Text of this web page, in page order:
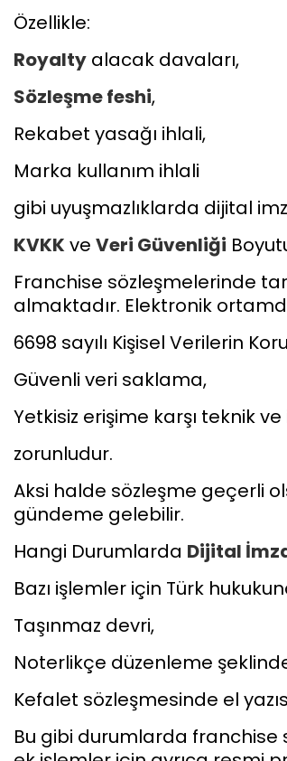
Özellikle:
Royalty alacak davaları,
Sözleşme feshi,
Rekabet yasağı ihlali,
Marka kullanım ihlali
gibi uyuşmazlıklarda dijital
KVKK ve Veri Güvenliği
Franchise sözleşmelerinde
almaktadır. Elektronik
6698 sayılı Kişisel Verilerin
Güvenli veri saklama,
Yetkisiz erişime karşı teknik
zorunludur.
Aksi halde sözleşme geçerli
gündeme gelebilir.
Hangi Durumlarda Dijital
Bazı işlemler için Türk
Taşınmaz devri,
Noterlikçe düzenleme
Kefalet sözleşmesinde el
Bu gibi durumlarda franchise